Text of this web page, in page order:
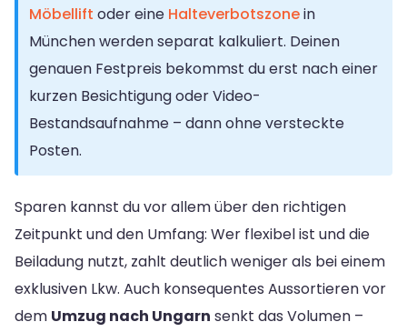
Möbellift oder eine Halteverbotszonein
München werden separat kalkuliert. Deinen
genauen Festpreis bekommst du erst nach einer
kurzen Besichtigung oder Video-
Bestandsaufnahme – dann ohne versteckte
Posten.
Sparen kannst du vor allem über den richtigen
Zeitpunkt und den Umfang: Wer flexibel ist und die
Beiladung nutzt, zahlt deutlich weniger als bei einem
exklusiven Lkw. Auch konsequentes Aussortieren vor
dem Umzug nach Ungarn senkt das Volumen –